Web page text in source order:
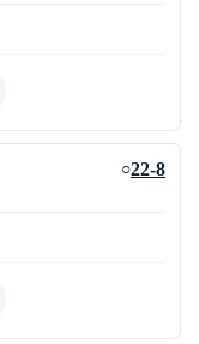
○22-8